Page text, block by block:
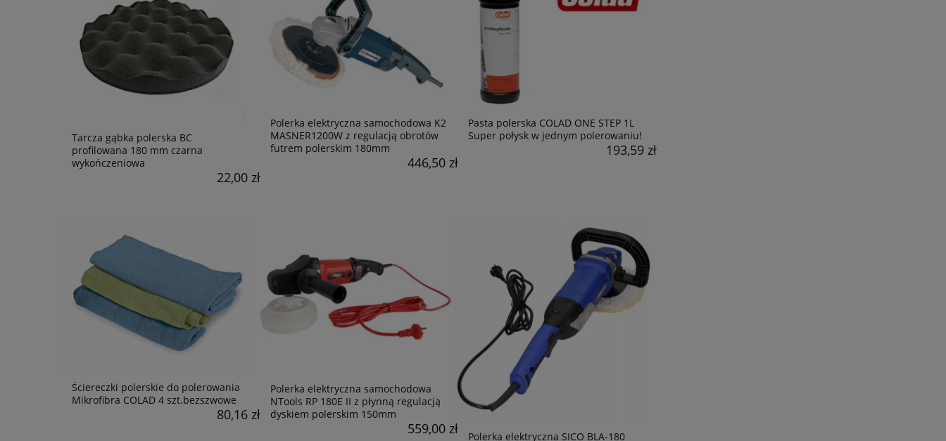
Tarcza gąbka polerska BC
profilowana 180 mm czarna
wykończeniowa
22,00 zł
Polerka elektryczna samochodowa K2
MASNER1200W z regulacją obrotów
futrem polerskim 180mm
446,50 zł
Pasta polerska COLAD ONE STEP 1L
Super połysk w jednym polerowaniu!
193,59 zł
Ściereczki polerskie do polerowania
Mikrofibra COLAD 4 szt.bezszwowe
80,16 zł
Polerka elektryczna samochodowa
NTools RP 180E II z płynną regulacją
dyskiem polerskim 150mm
559,00 zł Polerka elektryczna SICO BLA-180